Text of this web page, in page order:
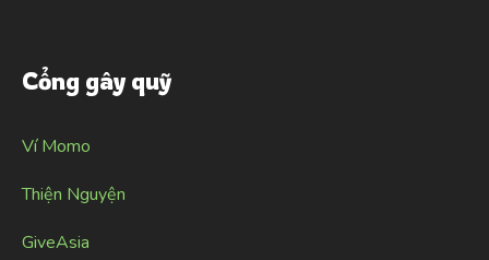
Cổng gây quỹ
Ví Momo
Thiện Nguyện
GiveAsia